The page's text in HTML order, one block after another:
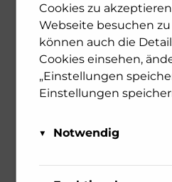
RECENT
Ambivalenz in den
ORF-III-Dokumentation
Cookies zu
Webseite besuchen
können auch die
Cookies einsehen,
„Einstellungen
Einstellungen
Notwendig
Diese Cookies sind für